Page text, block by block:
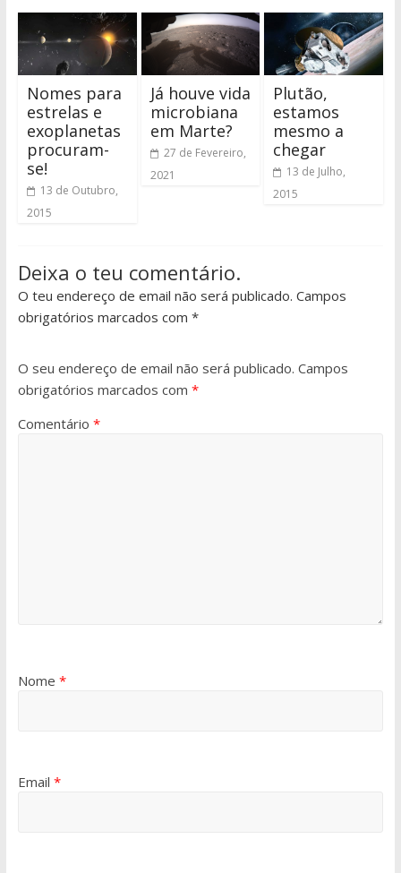
Nomes para
estrelas e
exoplanetas
procuram-
se!
13 de Outubro,
2015
Já houve vida
microbiana
em Marte?
27 de Fevereiro,
2021
Plutão,
estamos
mesmo a
chegar
13 de Julho,
2015
Deixa o teu comentário.
O teu endereço de email não será publicado. Campos
obrigatórios marcados com *
O seu endereço de email não será publicado. Campos
obrigatórios marcados com *
Comentário *
Nome *
Email *